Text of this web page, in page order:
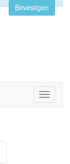
Bevestigen
Toggle